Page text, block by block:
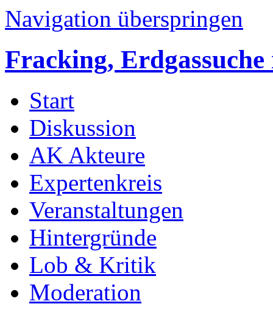
Navigation überspringen
Fracking,
Start
Diskussion
AK Akteure
Expertenkreis
Veranstaltungen
Hintergründe
Lob & Kritik
Moderation